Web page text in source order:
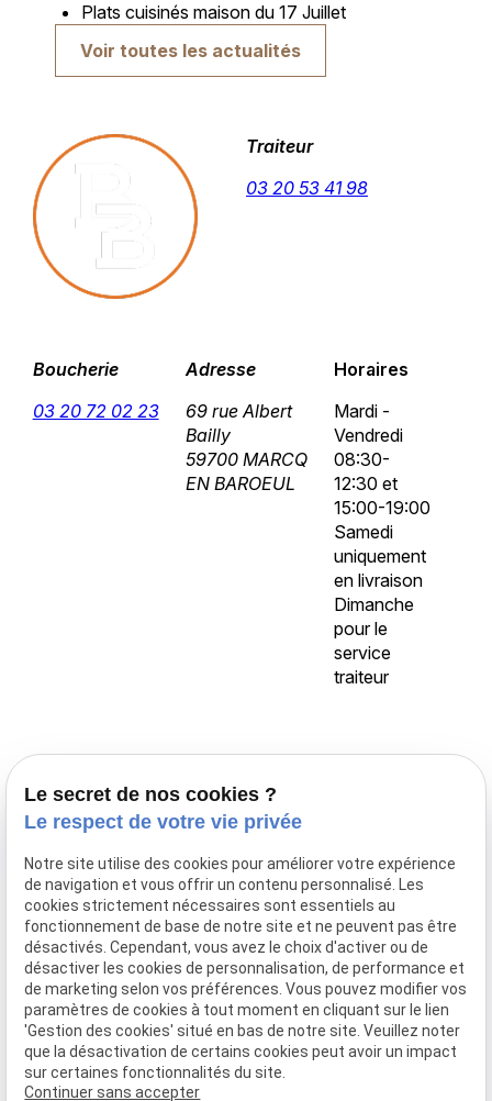
Plats cuisinés maison du 17 Juillet
Voir toutes les actualités
Traiteur
03 20 53 41 98
Boucherie
03 20 72 02 23
Adresse
69 rue Albert
Bailly
59700 MARCQ
EN BAROEUL
Horaires
Mardi -
Vendredi
08:30-
12:30 et
15:00-19:00
Samedi
uniquement
en livraison
Dimanche
pour le
service
traiteur
Accueil
Traiteur Delecroix
Boissons professionnels
Boissons particuliers
Location de matériel
Boucherie
Charcuterie
Galerie photo
Actualités
Je prend contact
Le secret de nos cookies ?
Le respect de votre vie privée
Notre site utilise des cookies pour améliorer votre expérience
de navigation et vous offrir un contenu personnalisé. Les
cookies strictement nécessaires sont essentiels au
fonctionnement de base de notre site et ne peuvent pas être
désactivés. Cependant, vous avez le choix d'activer ou de
désactiver les cookies de personnalisation, de performance et
de marketing selon vos préférences. Vous pouvez modifier vos
paramètres de cookies à tout moment en cliquant sur le lien
'Gestion des cookies' situé en bas de notre site. Veuillez noter
que la désactivation de certains cookies peut avoir un impact
sur certaines fonctionnalités du site.
Continuer sans accepter